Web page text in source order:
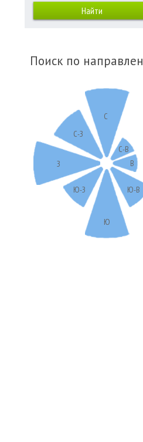
Поиск по
С
С-В
В
Ю-В
Ю
Ю-З
З
С-З